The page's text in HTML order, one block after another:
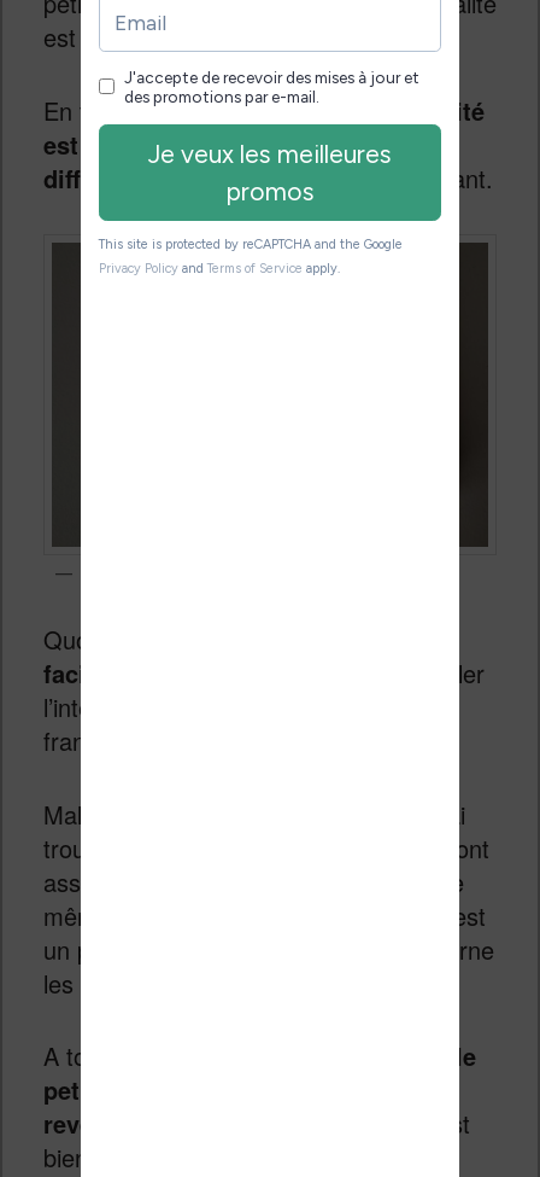
est assez limitée je trouve.
En tout cas,le réglage de la luminosité
est ajustable sur 5 positions
différentes
, ce qui est peu mais suffisant.
Quoi qu’on en pense,
facile d’usage
et il est possible de régler
l’interface pour afficher les textes en
français.
Malgré la taille minuscule de l’écran, j’ai
trouvé que les informations affichées sont
assez lisibles. Mais il faut souligner que
même si l’interface est bien pensée, c’est
un peu plus compliqué en ce qui concerne
les ebooks.
A tout moment,
on peut appuyer sur le
petit bouton rond sous l’écran pour
revenir au menu précédent
, ce qui est
bien pratique.